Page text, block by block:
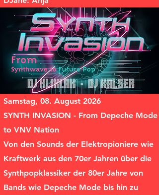
Samstag, 08. August 2026
SYNTH INVASION - From Depeche Mode
to VNV Nation
Von den Sounds der Elektropioniere wie
Kraftwerk aus den 70er Jahren über die
Synthpopklassiker der 80er Jahre von
Bands wie Depeche Mode bis hin zu